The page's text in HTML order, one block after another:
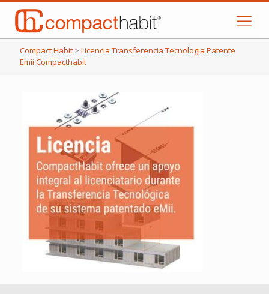
Compact Habit > Licencia Transferencia Tecnologia Patente
Emii Compacthabit